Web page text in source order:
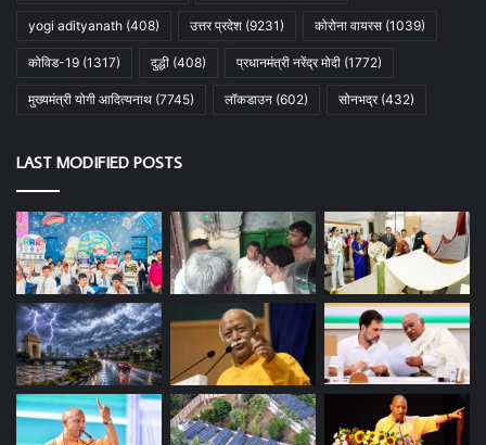
yogi adityanath (408) उत्तर प्रदेश (9231) कोरोना वायरस (1039)
कोविड-19 (1317) दुद्धी (408) प्रधानमंत्री नरेंद्र मोदी (1772)
मुख्यमंत्री योगी आदित्यनाथ (7745) लॉकडाउन (602) सोनभद्र(432)
LAST MODIFIED POSTS